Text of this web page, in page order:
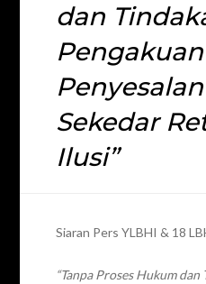
dan
Sekedar
Ilusi”
Siaran Pers YLBHI & 18
“Tanpa Proses Hukum